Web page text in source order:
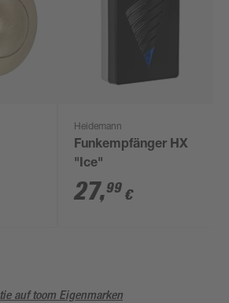
Heidemann
Funkempfänger HX
"Ice"
27,99 €
auf toom Eigenmarken